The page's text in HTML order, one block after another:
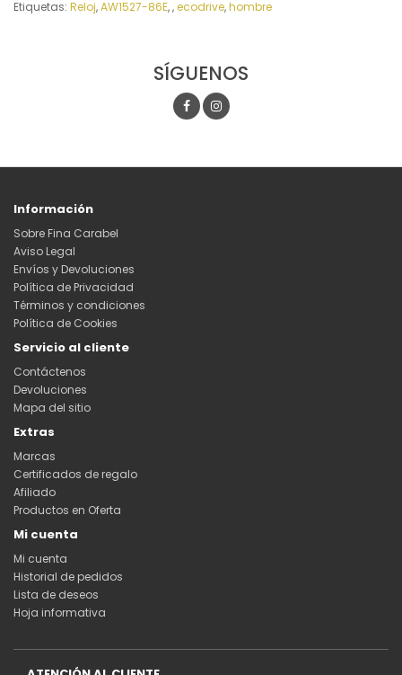
Etiquetas: Reloj,AW1527-86E,,ecodrive,hombre
SÍGUENOS
Información
Sobre Fina Carabel
Aviso Legal
Envíos y Devoluciones
Política de Privacidad
Términos y condiciones
Política de Cookies
Servicio al cliente
Contáctenos
Devoluciones
Mapa del sitio
Extras
Marcas
Certificados de regalo
Afiliado
Productos en Oferta
Mi cuenta
Mi cuenta
Historial de pedidos
Lista de deseos
Hoja informativa